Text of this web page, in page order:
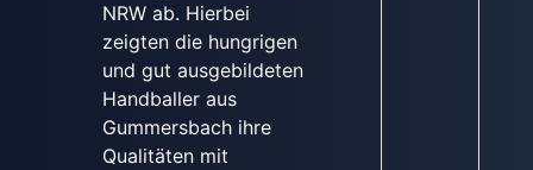
NRW ab. Hierbei
zeigten die hungrigen
und gut ausgebildeten
Handballer aus
Gummersbach ihre
Qualitäten mit